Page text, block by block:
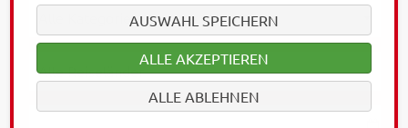
AUSWAHL SPEICHERN
ALLE AKZEPTIEREN
ALLE ABLEHNEN